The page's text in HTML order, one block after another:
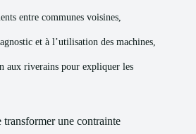
entre communes voisines,
et à l’utilisation des machines,
aux riverains pour expliquer les
transformer une contrainte